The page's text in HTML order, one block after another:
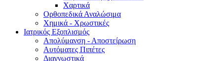
Χαρτικά
Ορθοπεδικά Αναλώσιμα
Χημικά - Χρωστικές
Ιατρικός Εξοπλισμός
Απολύμανση - Αποστείρωση
Αυτόματες Πιπέτες
Διαγνωστικά